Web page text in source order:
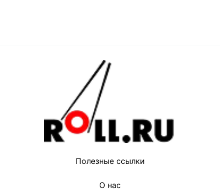
Полезные ссылки
О нас